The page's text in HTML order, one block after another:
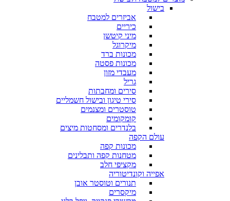
בישול
אביזרים למטבח
כיריים
מיני קיטשן
מיקרוגל
מכונות ברד
מכונות פסטה
מעבדי מזון
גריל
סירים ומחבתות
סירי טיגון ובישול חשמליים
טוסטרים ומצנמים
קומקומים
בלנדרים ומסחטות מיצים
עולם הקפה
מכונות קפה
מטחנות קפה ותבלינים
מקציפי חלב
אפייה וקונדיטוריה
תנורים וטוסטר אובן
מיקסרים